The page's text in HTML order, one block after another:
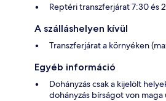
Reptéri transzferjárat 7:30 és
A szálláshelyen kívül
Transzferjárat a környéken
Egyéb információ
Dohányzás csak a kijelölt
dohányzás bírságot von maga